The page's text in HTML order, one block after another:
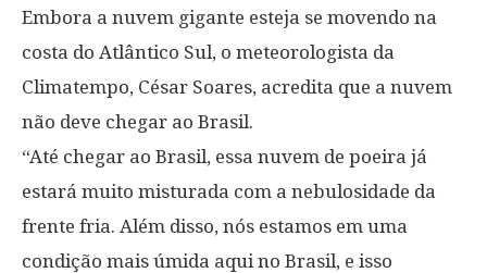
Embora a nuvem gigante esteja se movendo na
costa do Atlântico Sul, o meteorologista da
Climatempo, César Soares, acredita que a nuvem
não deve chegar ao Brasil.
“Até chegar ao Brasil, essa nuvem de poeira já
estará muito misturada com a nebulosidade da
frente fria. Além disso, nós estamos em uma
condição mais úmida aqui no Brasil, e isso